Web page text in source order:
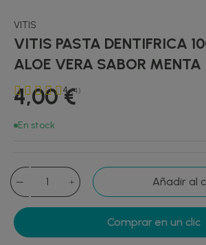
VITIS
VITIS PASTA DENTIFRICA
ALOE VERA SABOR MENTA
4,00 €
4 (4)
En stock
Añadir al
Comprar en un clic